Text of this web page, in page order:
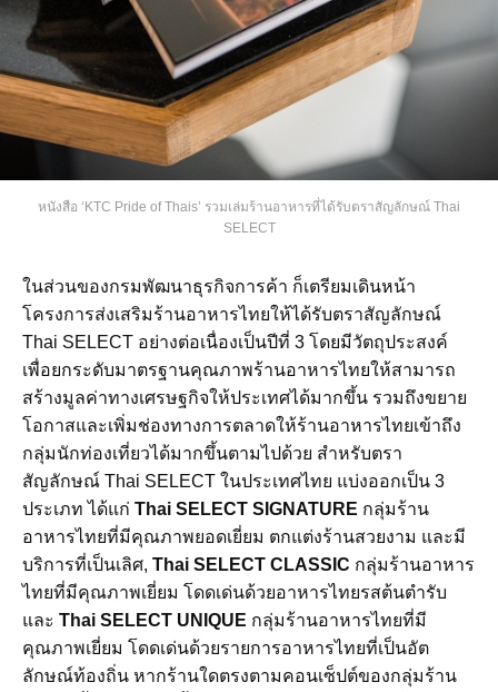
หนังสือ ‘KTC Pride of Thais’ รวมเล่มร้านอาหารที่ได้รับตราสัญลักษณ์ Thai
SELECT
ในส่วนของกรมพัฒนาธุรกิจการค้า ก็เตรียมเดินหน้า
โครงการส่งเสริมร้านอาหารไทยให้ได้รับตราสัญลักษณ์
Thai SELECT อย่างต่อเนื่องเป็นปีที่ 3 โดยมีวัตถุประสงค์
เพื่อยกระดับมาตรฐานคุณภาพร้านอาหารไทยให้สามารถ
สร้างมูลค่าทางเศรษฐกิจให้ประเทศได้มากขึ้น รวมถึงขยาย
โอกาสและเพิ่มช่องทางการตลาดให้ร้านอาหารไทยเข้าถึง
กลุ่มนักท่องเที่ยวได้มากขึ้นตามไปด้วย สำหรับตรา
สัญลักษณ์ Thai SELECT ในประเทศไทย แบ่งออกเป็น 3
ประเภท ได้แก่ Thai SELECT SIGNATURE กลุ่มร้าน
อาหารไทยที่มีคุณภาพยอดเยี่ยม ตกแต่งร้านสวยงาม และมี
บริการที่เป็นเลิศ, Thai SELECT CLASSIC กลุ่มร้านอาหาร
ไทยที่มีคุณภาพเยี่ยม โดดเด่นด้วยอาหารไทยรสต้นตำรับ
และ Thai SELECT UNIQUE กลุ่มร้านอาหารไทยที่มี
คุณภาพเยี่ยม โดดเด่นด้วยรายการอาหารไทยที่เป็นอัต
ลักษณ์ท้องถิ่น หากร้านใดตรงตามคอนเซ็ปต์ของกลุ่มร้าน